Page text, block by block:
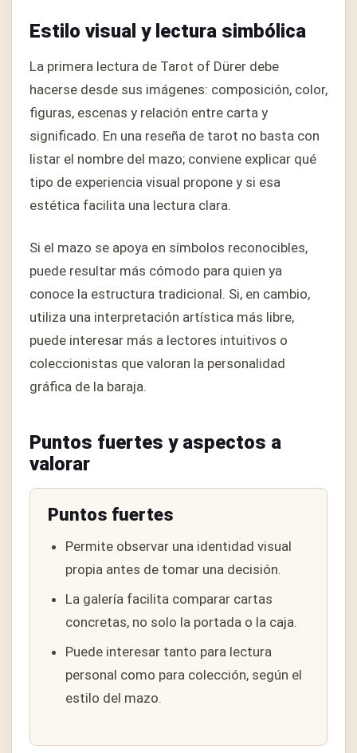
Estilo visual y lectura simbólica
La primera lectura de Tarot of Dürer debe
hacerse desde sus imágenes: composición, color,
figuras, escenas y relación entre carta y
significado. En una reseña de tarot no basta con
listar el nombre del mazo; conviene explicar qué
tipo de experiencia visual propone y si esa
estética facilita una lectura clara.
Si el mazo se apoya en símbolos reconocibles,
puede resultar más cómodo para quien ya
conoce la estructura tradicional. Si, en cambio,
utiliza una interpretación artística más libre,
puede interesar más a lectores intuitivos o
coleccionistas que valoran la personalidad
gráfica de la baraja.
Puntos fuertes y aspectos a
valorar
Puntos fuertes
Permite observar una identidad visual
propia antes de tomar una decisión.
La galería facilita comparar cartas
concretas, no solo la portada o la caja.
Puede interesar tanto para lectura
personal como para colección, según el
estilo del mazo.